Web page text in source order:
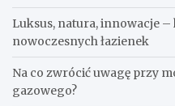
Luksus, natura, innowacje
nowoczesnych łazienek
Na co zwrócić uwagę przy
gazowego?